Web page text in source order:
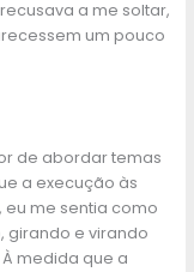
a me soltar,
um pouco
de abordar temas
a execução às
eu me sentia como
girando e virando
medida que a